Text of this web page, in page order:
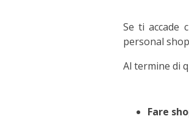
Se ti accade
personal
Al termine di
Fare